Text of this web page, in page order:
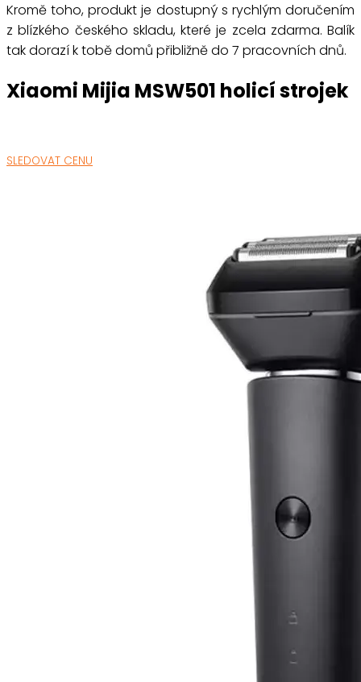
Kromě toho, produkt je dostupný s rychlým doručením
z blízkého českého skladu, které je zcela zdarma. Balík
tak dorazí k tobě domů přibližně do 7 pracovních dnů.
Xiaomi Mijia MSW501 holicí strojek
SLEDOVAT CENU